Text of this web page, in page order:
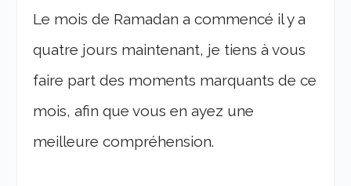
Le mois de Ramadan a commencé il y a
quatre jours maintenant, je tiens à vous
faire part des moments marquants de ce
mois, afin que vous en ayez une
meilleure compréhension.